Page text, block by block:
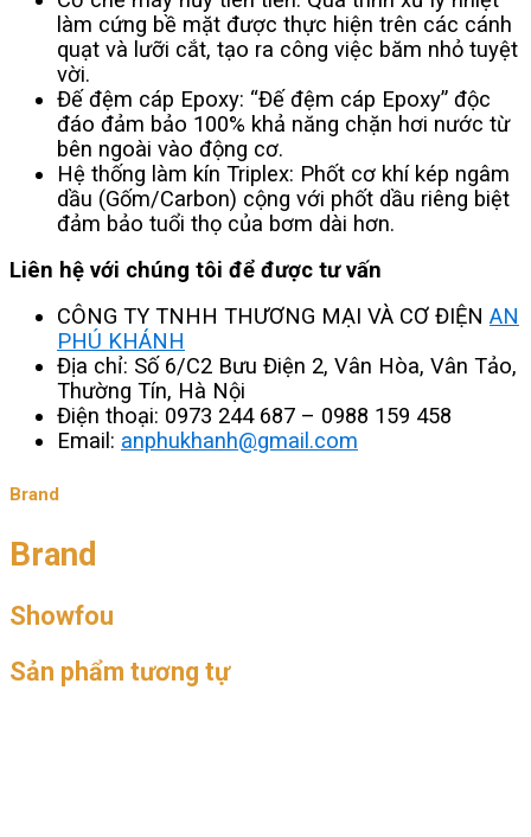
làm cứng bề mặt được thực hiện trên các cánh
quạt và lưỡi cắt, tạo ra công việc băm nhỏ tuyệt
vời.
Đế đệm cáp Epoxy: “Đế đệm cáp Epoxy” độc
đáo đảm bảo 100% khả năng chặn hơi nước từ
bên ngoài vào động cơ.
Hệ thống làm kín Triplex: Phốt cơ khí kép ngâm
dầu (Gốm/Carbon) cộng với phốt dầu riêng biệt
đảm bảo tuổi thọ của bơm dài hơn.
Liên hệ với chúng tôi để được tư vấn
CÔNG TY TNHH THƯƠNG MẠI VÀ CƠ ĐIỆN AN
PHÚ KHÁNH
Địa chỉ: Số 6/C2 Bưu Điện 2, Vân Hòa, Vân Tảo,
Thường Tín, Hà Nội
Điện thoại: 0973 244 687 – 0988 159 458
Email: anphukhanh@gmail.com
Brand
Brand
Showfou
Sản phẩm tương tự